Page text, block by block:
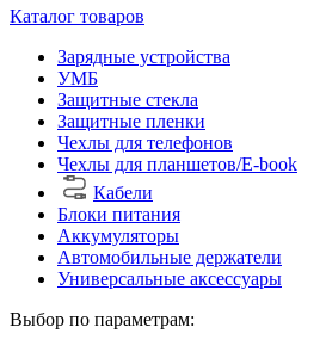
Каталог товаров
Зарядные устройства
УМБ
Защитные стекла
Защитные пленки
Чехлы для телефонов
Чехлы для планшетов/E-book
Кабели
Блоки питания
Аккумуляторы
Автомобильные держатели
Универсальные аксессуары
Выбор по параметрам: